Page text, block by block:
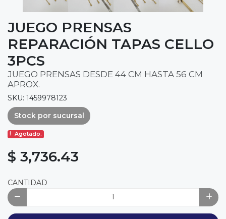
JUEGO PRENSAS
REPARACIÓN TAPAS CELLO
3PCS
JUEGO PRENSAS DESDE 44 CM HASTA 56 CM
APROX.
SKU: 1459978123
Stock por sucursal
Agotado.
$ 3,736.43
CANTIDAD